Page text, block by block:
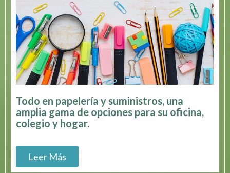
Todo en papelería y suministros, una
amplia gama de opciones para su oficina,
colegio y hogar.
Leer Más